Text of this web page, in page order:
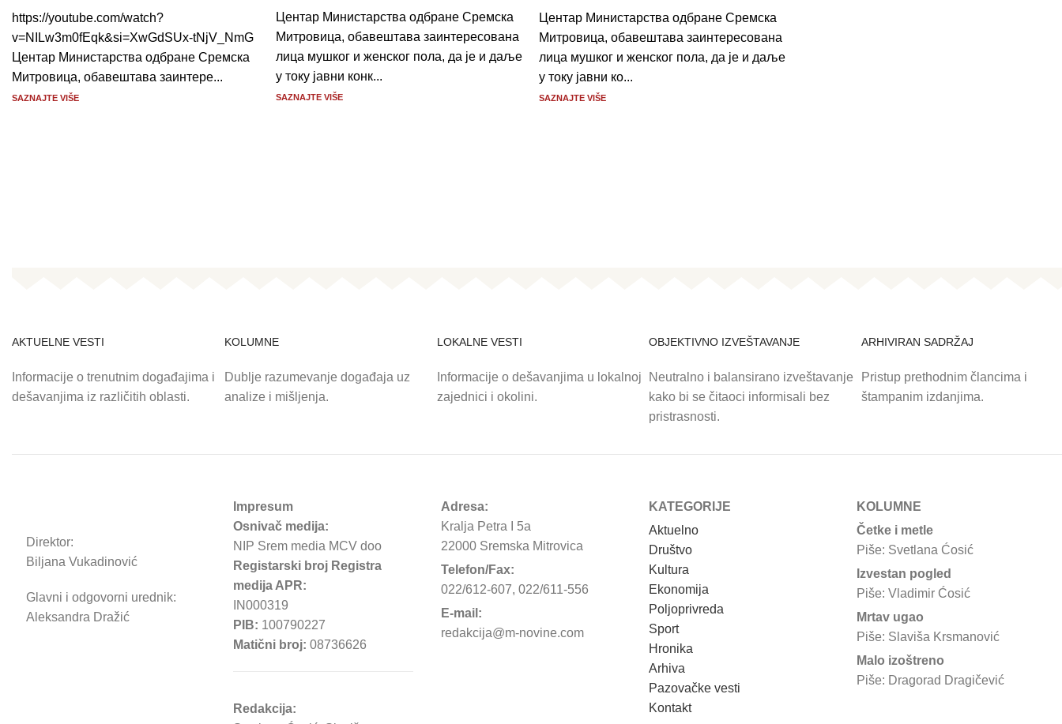
https://youtube.com/watch?
v=NILw3m0fEqk&si=XwGdSUx-tNjV_NmG
Центар Министарства одбране Сремска
Митровица, обавештава заинтере...
SAZNAJTE VIŠE
Центар Министарства одбране Сремска
Митровица, обавештава заинтересована
лица мушког и женског пола, да је и даље
у току јавни конк...
SAZNAJTE VIŠE
Центар Министарства одбране Сремска
Митровица, обавештава заинтересована
лица мушког и женског пола, да је и даље
у току јавни ко...
SAZNAJTE VIŠE
AKTUELNE VESTI
Informacije o trenutnim događajima i
dešavanjima iz različitih oblasti.
KOLUMNE
Dublje razumevanje događaja uz
analize i mišljenja.
LOKALNE VESTI
Informacije o dešavanjima u lokalnoj
zajednici i okolini.
OBJEKTIVNO IZVEŠTAVANJE
Neutralno i balansirano izveštavanje
kako bi se čitaoci informisali bez
pristrasnosti.
ARHIVIRAN SADRŽAJ
Pristup prethodnim člancima i
štampanim izdanjima.
Direktor:
Biljana Vukadinović
Glavni i odgovorni urednik:
Aleksandra Dražić
Impresum
Osnivač medija:
NIP Srem media MCV doo
Registarski broj Registra
medija APR:
IN000319
PIB: 100790227
Matični broj: 08736626
Redakcija:
Adresa:
Kralja Petra I 5a
22000 Sremska Mitrovica
Telefon/Fax:
022/612-607, 022/611-556
E-mail:
redakcija@m-novine.com
KATEGORIJE
Aktuelno
Društvo
Kultura
Ekonomija
Poljoprivreda
Sport
Hronika
Arhiva
Pazovačke vesti
Kontakt
KOLUMNE
Četke i metle
Piše: Svetlana Ćosić
Izvestan pogled
Piše: Vladimir Ćosić
Mrtav ugao
Piše: Slaviša Krsmanović
Malo izoštreno
Piše: Dragorad Dragičević